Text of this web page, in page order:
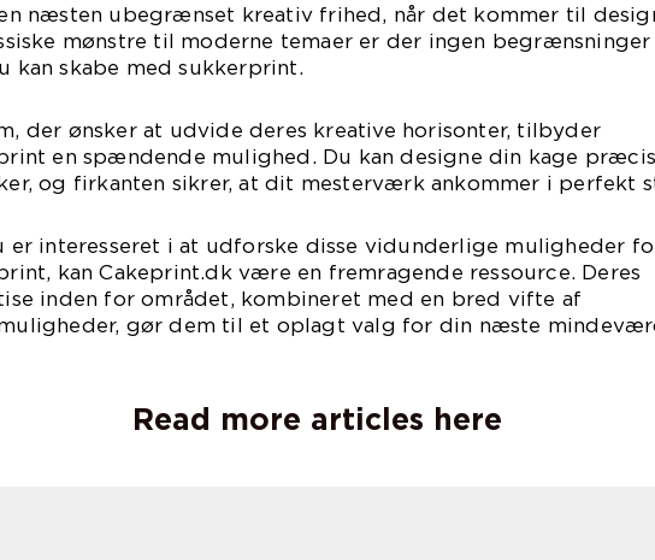
næsten ubegrænset kreativ frihed, når det kommer til
mønstre til moderne temaer er der ingen begrænsninger
kan skabe med sukkerprint.
der ønsker at udvide deres kreative horisonter, tilbyder
en spændende mulighed. Du kan designe din kage
og firkanten sikrer, at dit mesterværk ankommer i perfekt
er interesseret i at udforske disse vidunderlige muligheder
kan Cakeprint.dk være en fremragende ressource. Deres
inden for området, kombineret med en bred vifte af
gør dem til et oplagt valg for din næste
Read more articles here